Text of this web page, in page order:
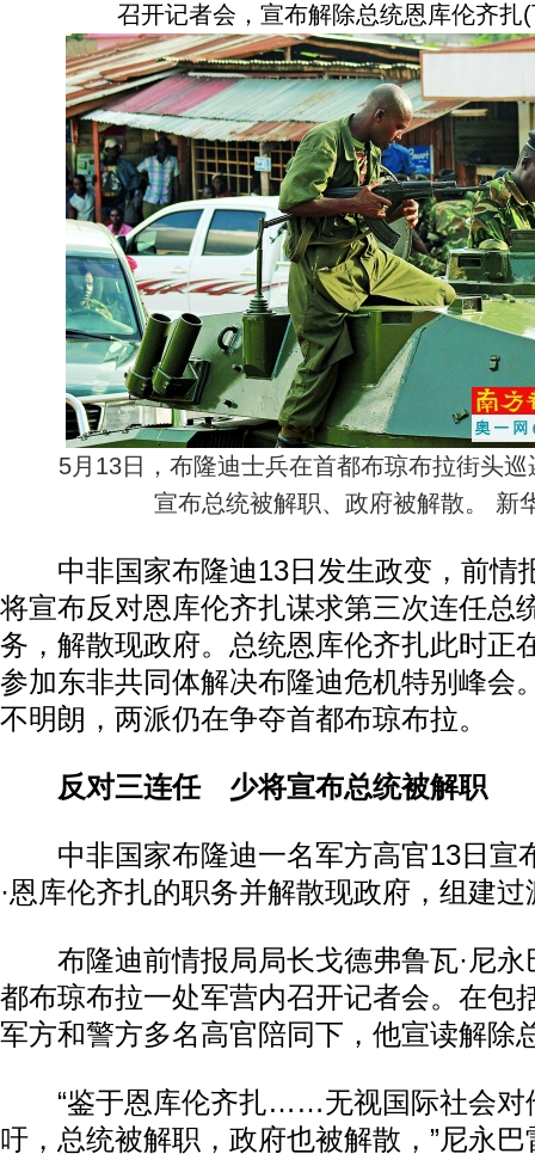
召开记者会，宣布解除总统恩库伦齐扎
5月13日，布隆迪士兵在首都布琼布拉街头巡
宣布总统被解职、政府被解散。 新
中非国家布隆迪13日发生政变，前情
将宣布反对恩库伦齐扎谋求第三次连任总
务，解散现政府。总统恩库伦齐扎此时正
参加东非共同体解决布隆迪危机特别峰会
不明朗，两派仍在争夺首都布琼布拉。
反对三连任 少将宣布总统被解职
中非国家布隆迪一名军方高官13日宣
·恩库伦齐扎的职务并解散现政府，组建过
布隆迪前情报局局长戈德弗鲁瓦·尼永
都布琼布拉一处军营内召开记者会。在包
军方和警方多名高官陪同下，他宣读解除
“鉴于恩库伦齐扎……无视国际社会对
吁，总统被解职，政府也被解散，”尼永巴